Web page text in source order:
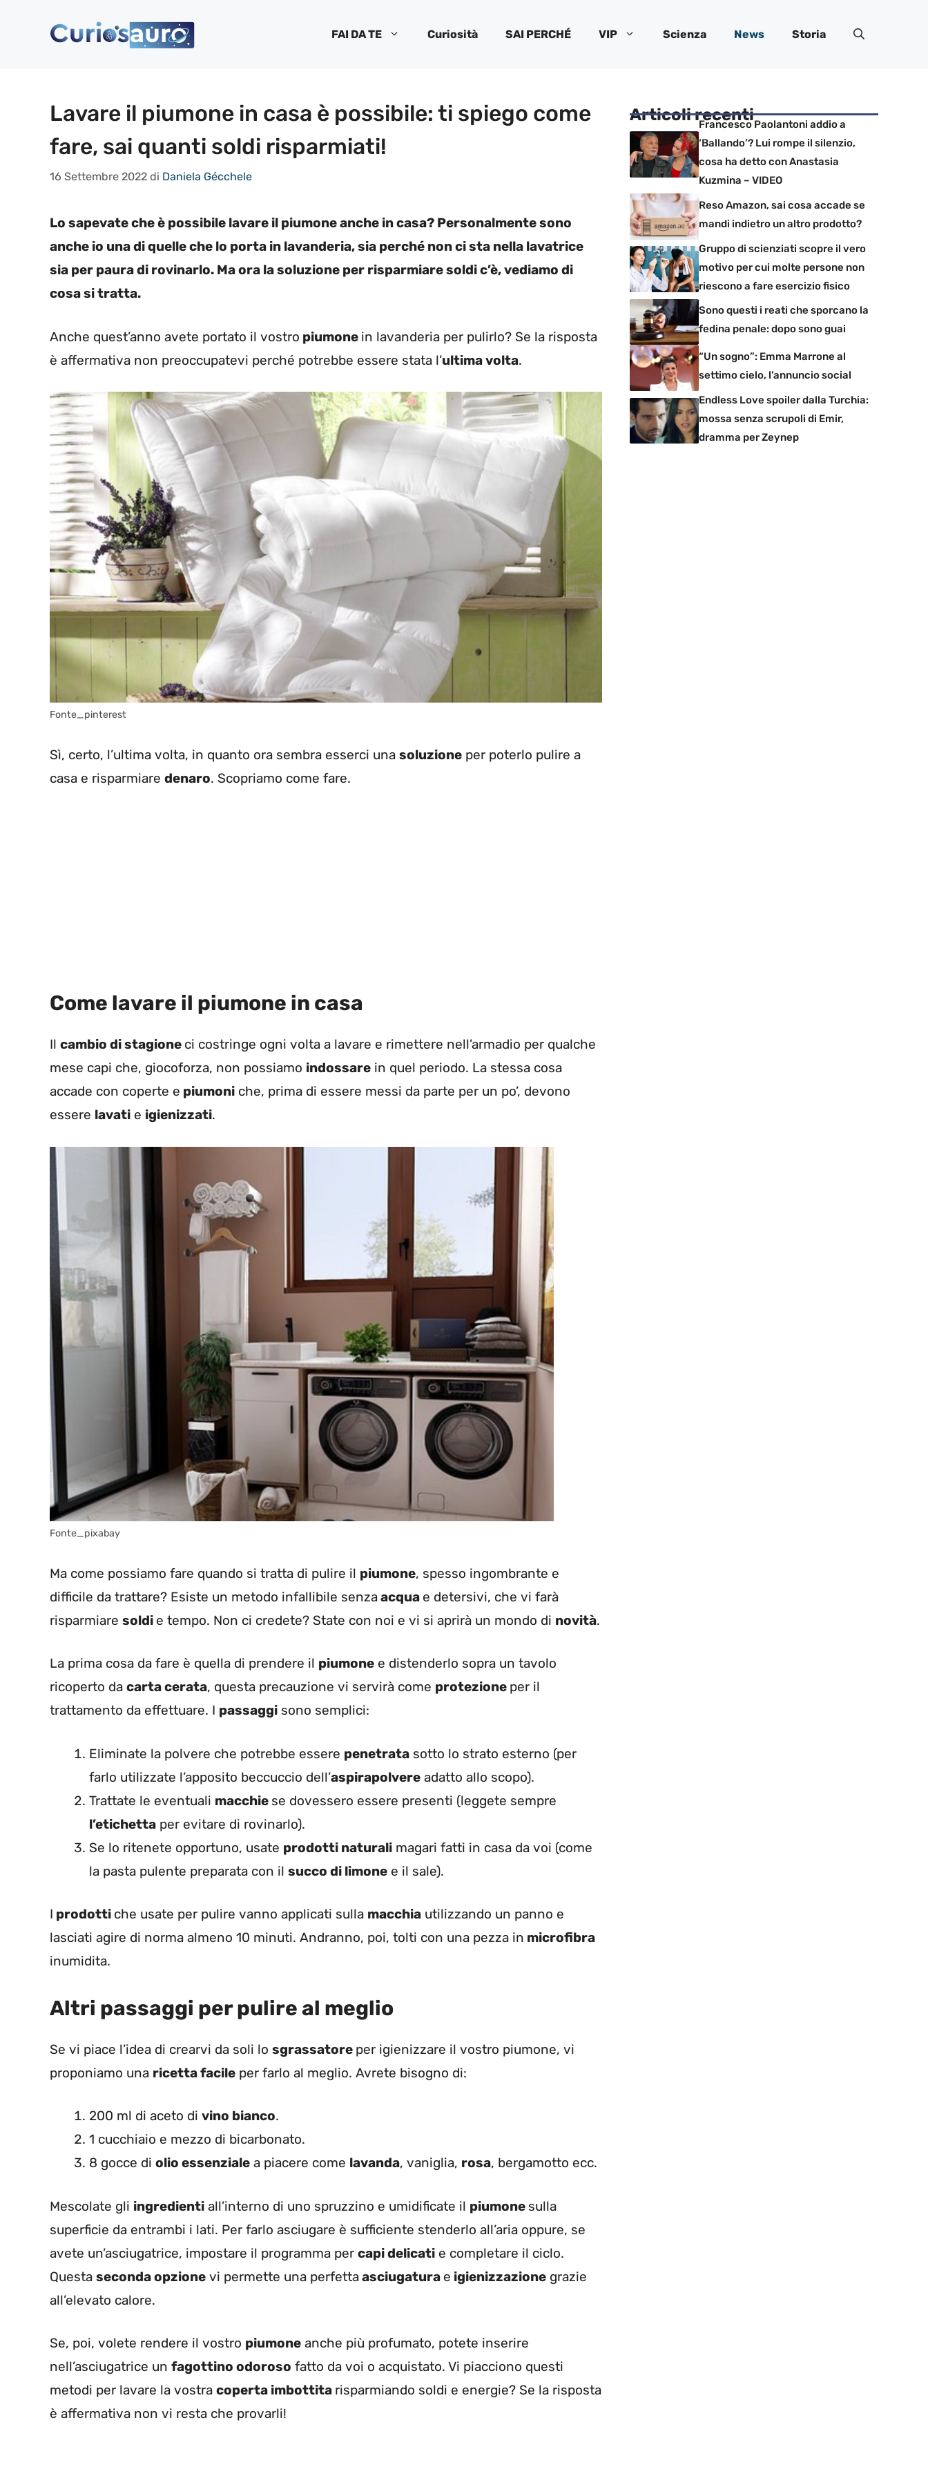
FAI DA TE Curiosità SAI PERCHÉ VIP Scienza News Storia
Lavare il piumone in casa è possibile: ti spiego come
fare, sai quanti soldi risparmiati!
16 Settembre 2022 di Daniela Gécchele
Lo sapevate che è possibile lavare il piumone anche in casa? Personalmente sono
anche io una di quelle che lo porta in lavanderia, sia perché non ci sta nella lavatrice
sia per paura di rovinarlo. Ma ora la soluzione per risparmiare soldi c’è, vediamo di
cosa si tratta.
Anche quest’anno avete portato il vostro piumone in lavanderia per pulirlo? Se la risposta
è affermativa non preoccupatevi perché potrebbe essere stata l’ultima volta.
Fonte_pinterest
Sì, certo, l’ultima volta, in quanto ora sembra esserci una soluzione per poterlo pulire a
casa e risparmiare denaro. Scopriamo come fare.
Come lavare il piumone in casa
Il cambio di stagione ci costringe ogni volta a lavare e rimettere nell’armadio per qualche
mese capi che, giocoforza, non possiamo indossare in quel periodo. La stessa cosa
accade con coperte e piumoni che, prima di essere messi da parte per un po’, devono
essere lavati e igienizzati.
Fonte_pixabay
Ma come possiamo fare quando si tratta di pulire il piumone, spesso ingombrante e
difficile da trattare? Esiste un metodo infallibile senzaacqua e detersivi, che vi farà
risparmiare soldi e tempo. Non ci credete? State con noi e vi si aprirà un mondo di novità.
La prima cosa da fare è quella di prendere il piumone e distenderlo sopra un tavolo
ricoperto da carta cerata, questa precauzione vi servirà come protezione per il
trattamento da effettuare. I passaggi sono semplici:
Eliminate la polvere che potrebbe essere penetrata sotto lo strato esterno (per
farlo utilizzate l’apposito beccuccio dell’aspirapolvere adatto allo scopo).
Trattate le eventuali macchie se dovessero essere presenti (leggete sempre
l’etichetta per evitare di rovinarlo).
Se lo ritenete opportuno, usate prodotti naturali magari fatti in casa da voi (come
la pasta pulente preparata con il succo di limone e il sale).
I prodotti che usate per pulire vanno applicati sulla macchia utilizzando un panno e
lasciati agire di norma almeno 10 minuti. Andranno, poi, tolti con una pezza in microfibra
inumidita.
Altri passaggi per pulire al meglio
Se vi piace l’idea di crearvi da soli lo sgrassatore per igienizzare il vostro piumone, vi
proponiamo una ricetta facile per farlo al meglio. Avrete bisogno di:
200 ml di aceto di vino bianco.
1 cucchiaio e mezzo di bicarbonato.
8 gocce di olio essenziale a piacere come lavanda, vaniglia, rosa, bergamotto ecc.
Mescolate gli ingredienti all’interno di uno spruzzino e umidificate il piumone sulla
superficie da entrambi i lati. Per farlo asciugare è sufficiente stenderlo all’aria oppure, se
avete un’asciugatrice, impostare il programma per capi delicati e completare il ciclo.
Questa seconda opzione vi permette una perfettaasciugatura e igienizzazione grazie
all’elevato calore.
Se, poi, volete rendere il vostro piumone anche più profumato, potete inserire
nell’asciugatrice un fagottino odoroso fatto da voi o acquistato. Vi piacciono questi
metodi per lavare la vostra coperta imbottita risparmiando soldi e energie? Se la risposta
è affermativa non vi resta che provarli!
Articoli recentiFrancesco Paolantoni addio a
‘Ballando’? Lui rompe il silenzio,
cosa ha detto con Anastasia
Kuzmina – VIDEO
Reso Amazon, sai cosa accade se
mandi indietro un altro prodotto?
Gruppo di scienziati scopre il vero
motivo per cui molte persone non
riescono a fare esercizio fisico
Sono questi i reati che sporcano la
fedina penale: dopo sono guai
“Un sogno”: Emma Marrone al
settimo cielo, l’annuncio social
Endless Love spoiler dalla Turchia:
mossa senza scrupoli di Emir,
dramma per Zeynep